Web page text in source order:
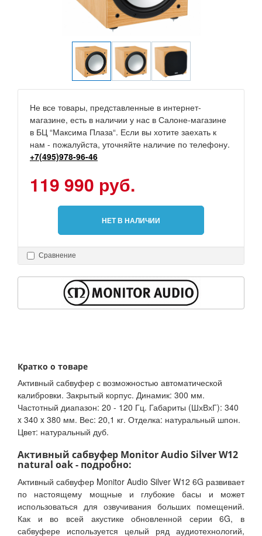
Не все товары, представленные в интернет-
магазине, есть в наличии у нас в Салоне-магазине
в БЦ “Максима Плаза“. Если вы хотите заехать к
нам - пожалуйста, уточняйте наличие по телефону.
+7(495)978-96-46
119 990 руб.
НЕТ В НАЛИЧИИ
Сравнение
Кратко о товаре
Активный сабвуфер с возможностью автоматической
калибровки. Закрытый корпус. Динамик: 300 мм.
Частотный диапазон: 20 - 120 Гц. Габариты (ШхВхГ): 340
x 340 x 380 мм. Вес: 20,1 кг. Отделка: натуральный шпон.
Цвет: натуральный дуб.
Активный сабвуфер Monitor Audio Silver W12
natural oak - подробно:
Активный сабвуфер Monitor Audio Silver W12 6G развивает
по настоящему мощные и глубокие басы и может
использоваться для озвучивания больших помещений.
Как и во всей акустике обновленной серии 6G, в
сабвуфере используется целый ряд аудиотехнологий,